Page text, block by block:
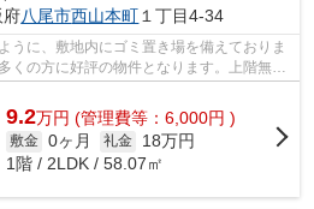
府八尾市西山本町 １丁目4-34
うに、敷地内にゴミ置き場を備えておりま
くの方に好評の物件となります。上階無し
9.2万円 (管理費等：6,000円 )
敷金 0ヶ月 礼金
18万円
1階 / 2LDK / 58.07㎡